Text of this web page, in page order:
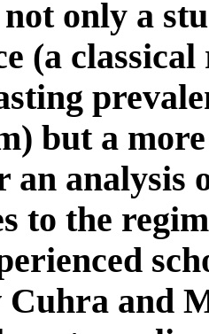
only a
(a
but a
an analysis
to the
Cuhra and